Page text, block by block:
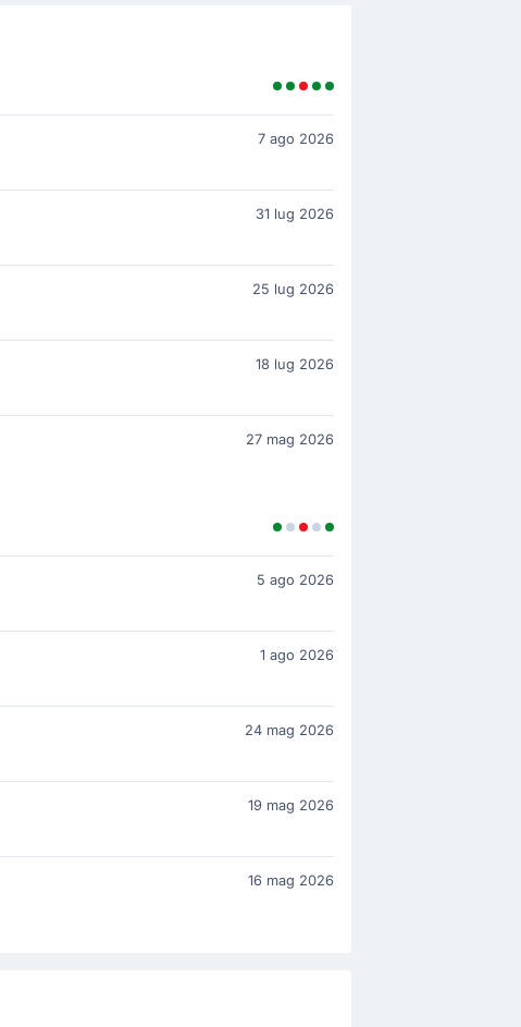
7 ago 2026
31 lug 2026
25 lug 2026
18 lug 2026
27 mag 2026
5 ago 2026
1 ago 2026
24 mag 2026
19 mag 2026
16 mag 2026